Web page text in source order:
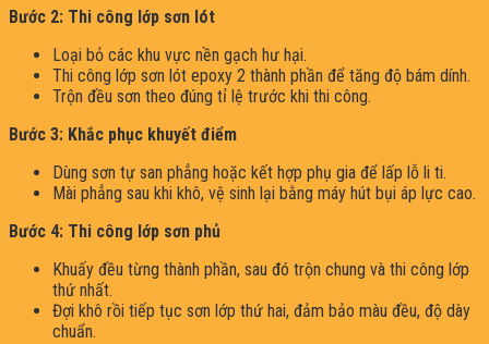
Bước 2: Thi công lớp sơn lót
Loại bỏ các khu vực nền gạch hư hại.
Thi công lớp sơn lót epoxy 2 thành phần để tăng độ bám dính.
Trộn đều sơn theo đúng tỉ lệ trước khi thi công.
Bước 3: Khắc phục khuyết điểm
Dùng sơn tự san phẳng hoặc kết hợp phụ gia để lấp lỗ li ti.
Mài phẳng sau khi khô, vệ sinh lại bằng máy hút bụi áp lực cao.
Bước 4: Thi công lớp sơn phủ
Khuấy đều từng thành phần, sau đó trộn chung và thi công lớp
thứ nhất.
Đợi khô rồi tiếp tục sơn lớp thứ hai, đảm bảo màu đều, độ dày
chuẩn.